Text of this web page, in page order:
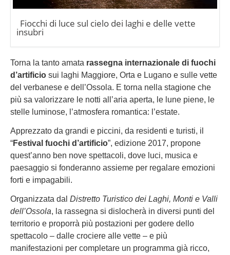
Fiocchi di luce sul cielo dei laghi e delle vette
insubri
Torna la tanto amata rassegna internazionale di fuochi
d’artificio sui laghi Maggiore, Orta e Lugano e sulle vette
del verbanese e dell’Ossola. E torna nella stagione che
più sa valorizzare le notti all’aria aperta, le lune piene, le
stelle luminose, l’atmosfera romantica: l’estate.
Apprezzato da grandi e piccini, da residenti e turisti, il
“Festival fuochi d’artificio”, edizione 2017, propone
quest’anno ben nove spettacoli, dove luci, musica e
paesaggio si fonderanno assieme per regalare emozioni
forti e impagabili.
Organizzata dal Distretto Turistico dei Laghi, Monti e Valli
dell’Ossola, la rassegna si dislocherà in diversi punti del
territorio e proporrà più postazioni per godere dello
spettacolo – dalle crociere alle vette – e più
manifestazioni per completare un programma già ricco,